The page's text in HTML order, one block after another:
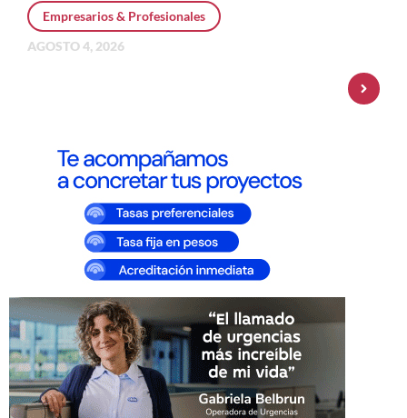
Empresarios & Profesionales
AGOSTO 4, 2026